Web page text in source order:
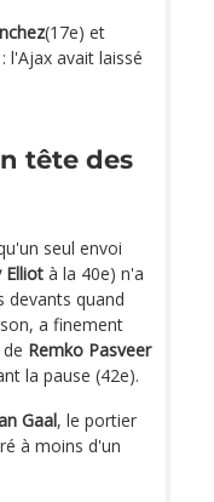
(17e) et
l'Ajax avait laissé
tête des
seul envoi
Elliot à la 40e) n'a
devants quand
a finement
Remko Pasveer
la pause (42e).
Gaal, le portier
à moins d'un